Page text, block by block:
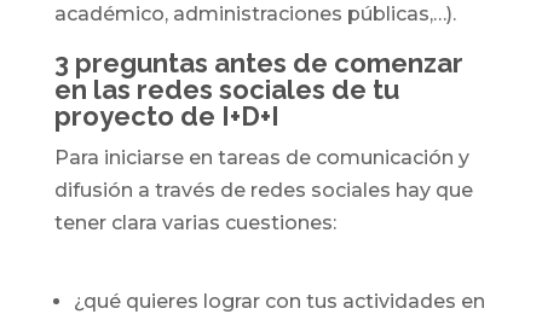
académico, administraciones públicas,…).
3 preguntas antes de comenzar
en las redes sociales de tu
proyecto de I+D+I
Para iniciarse en tareas de comunicación y
difusión a través de redes sociales hay que
tener clara varias cuestiones:
¿qué quieres lograr con tus actividades en